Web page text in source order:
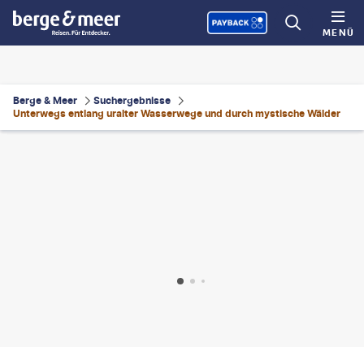
MENÜ
Berge & Meer
Suchergebnisse
Unterwegs entlang uralter Wasserwege und durch mystische Wälder